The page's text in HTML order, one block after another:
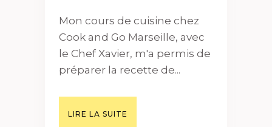
Mon cours de cuisine chez
Cook and Go Marseille, avec
le Chef Xavier, m'a permis de
préparer la recette de...
LIRE LA SUITE